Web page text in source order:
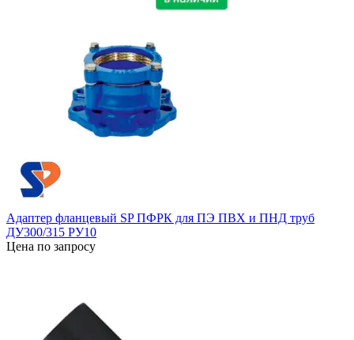
Адаптер фланцевый SP ПФРК для ПЭ ПВХ и ПНД труб
ДУ300/315 РУ10
Цена по запросу